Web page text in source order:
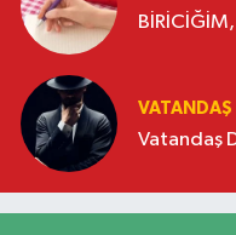
Vatandaş